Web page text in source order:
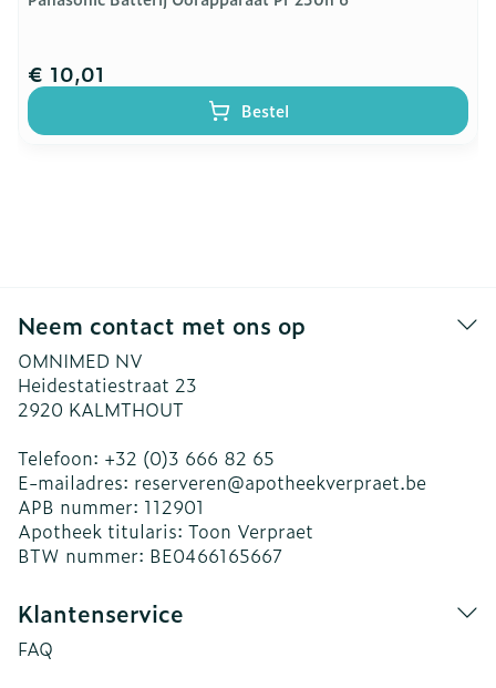
€ 10,01
Bestel
Neem contact met ons op
OMNIMED NV
Heidestatiestraat 23
2920 KALMTHOUT
Telefoon: +32 (0)3 666 82 65
E-mailadres: reserveren@apotheekverpraet.be
APB nummer: 112901
Apotheek titularis: Toon Verpraet
BTW nummer: BE0466165667
Klantenservice
FAQ